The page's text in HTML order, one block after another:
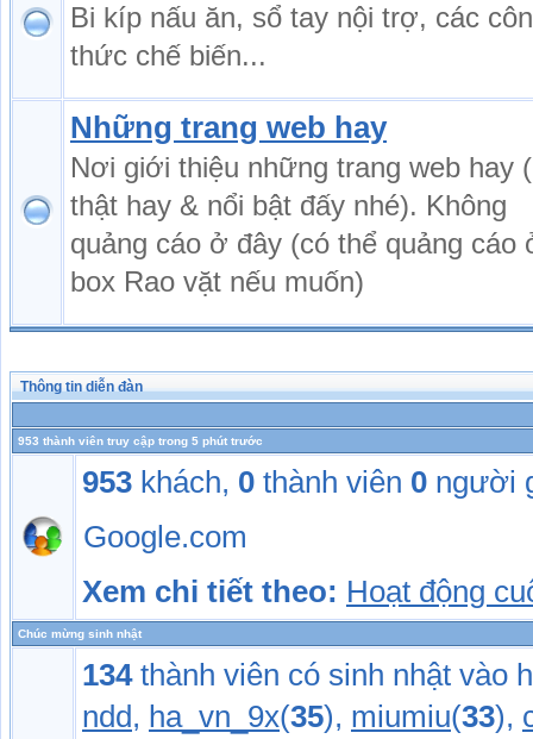
Bi kíp nấu ăn, sổ tay nội trợ, các
thức chế biến...
Những trang web hay
Nơi giới thiệu những trang web hay
thật hay & nổi bật đấy nhé). Không
quảng cáo ở đây (có thể quảng cáo
box Rao vặt nếu muốn)
Thông tin diễn đàn
953 thành viên truy cập trong 5 phút trước
953 khách, 0 thành viên 0 người
Google.com
Xem chi tiết theo: Hoạt động
Chúc mừng sinh nhật
134thành viên có sinh nhật vào
ndd, ha_vn_9x(35), miumiu(33),